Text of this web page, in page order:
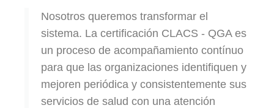
Nosotros queremos transformar el
sistema. La certificación CLACS - QGA es
un proceso de acompañamiento contínuo
para que las organizaciones identifiquen y
mejoren periódica y consistentemente sus
servicios de salud con una atención